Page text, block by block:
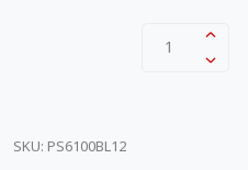
1
SKU: PS6100BL12